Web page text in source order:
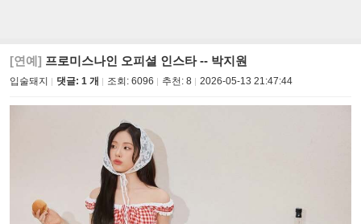
[연예] 프로미스나인 오피셜 인스타 -- 박지원
입술돼지 댓글: 1 개 조회: 6096 추천: 8 2026-05-13 21:47:44